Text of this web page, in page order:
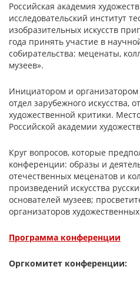
Российская академия
исследовательский институт
изобразительных искусств
года принять участие в
собирательства: меценаты,
музеев».
Инициатором и
отдел зарубежного искусства,
художественной критики.
Российской академии
Круг вопросов, которые
конференции: образы и
отечественных меценатов и
произведений искусства
основателей музеев;
организаторов
Программа конференции
Оргкомитет конференции: